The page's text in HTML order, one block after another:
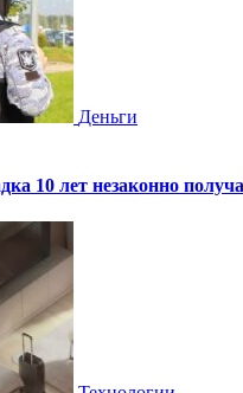
Деньги
10 лет незаконно